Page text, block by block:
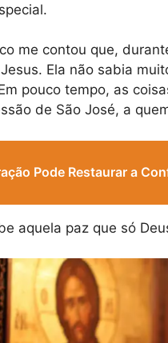
me contou que,
Ela não sabia
pouco tempo, as
de São José, a
Pode Restaurar a
aquela paz que só